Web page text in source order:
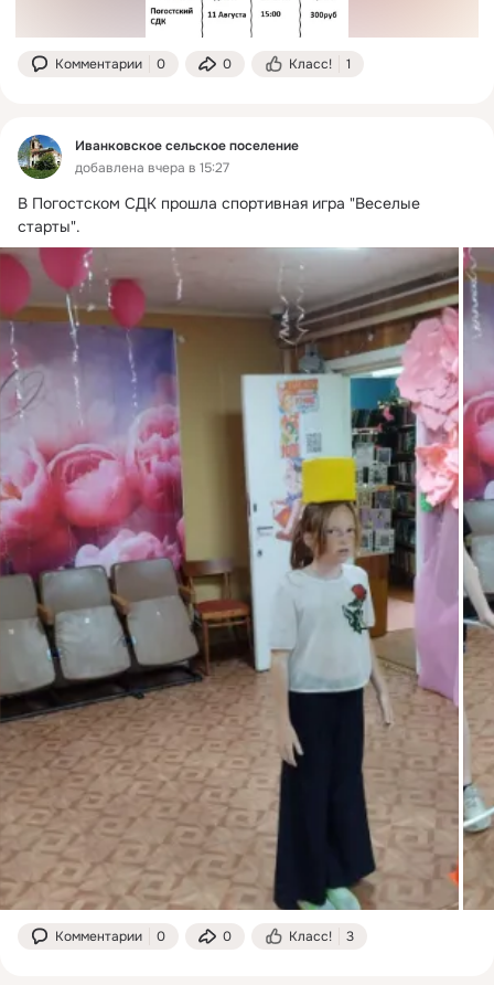
Комментарии 0 0 Класс! 1
Иванковское сельское поселение
добавлена вчера в 15:27
В Погостском СДК прошла спортивная игра "Веселые
старты".
Комментарии 0 0 Класс! 3